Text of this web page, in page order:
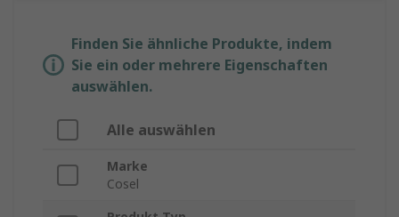
Finden Sie ähnliche Produkte, indem
Sie ein oder mehrere Eigenschaften
auswählen.
Alle auswählen
Marke
Cosel